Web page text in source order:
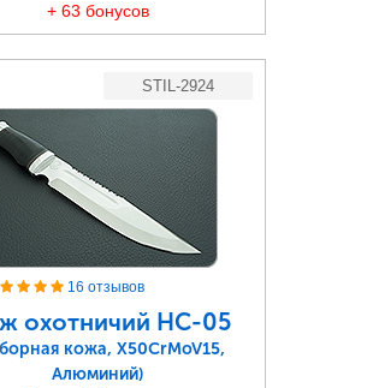
+ 63 бонусов
STIL-2924
16 отзывов
охотничий НС-05
кожа, Х50CrMoV15,
Алюминий)